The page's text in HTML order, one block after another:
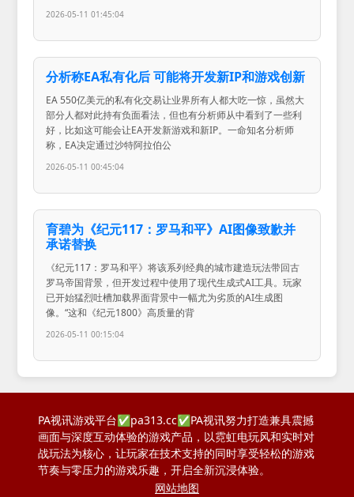
2026-05-11 01:45:04
分析称EA私有化后 可能将开发新IP和游戏创新
EA 550亿美元的私有化交易让业界所有人都大吃一惊，虽然大
部分人都对此持有负面看法，但也有分析师从中看到了一些利
好，比如这可能会让EA开发新游戏和新IP。一命知名分析师
称，EA决定通过沙特阿拉伯公
2026-05-11 00:45:04
育碧为《纪元117：罗马和平》AI图像致歉并
承诺替换
《纪元117：罗马和平》将该系列经典的城市建造玩法带回古
罗马帝国背景，但开发过程中使用了现代生成式AI工具。玩家
已开始猛烈吐槽加载界面背景中一幅尤为劣质的AI生成图
像。“这和《纪元1800》高质量的背
2026-05-11 00:15:04
PA视讯游戏平台✅pa313.cc✅PA视讯努力打造兼具震撼
画面与深度互动体验的游戏产品，以霓虹电玩风和实时对
战玩法为核心，让玩家在技术支持的同时享受轻松的游戏
节奏与零压力的游戏乐趣，开启全新沉浸体验。
网站地图